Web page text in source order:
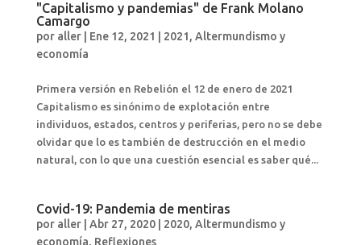
"Capitalismo y pandemias" de Frank Molano
Camargo
por aller| Ene 12, 2021 2021, Altermundismo y
economía
Primera versión en Rebelión el 12 de enero de 2021
Capitalismo es sinónimo de explotación entre
individuos, estados, centros y periferias, pero no se debe
olvidar que lo es también de destrucción en el medio
natural, con lo que una cuestión esencial es saber qué...
Covid-19: Pandemia de mentiras
por aller| Abr 27, 2020| 2020, Altermundismo y
economía, Reflexiones